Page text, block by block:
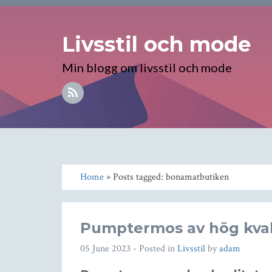
Livsstil och mode
Min blogg om livsstil och mode
Home» Posts tagged: bonamatbutiken
Pumptermos av hög
05 June 2023 - Posted inLivsstilbyadam